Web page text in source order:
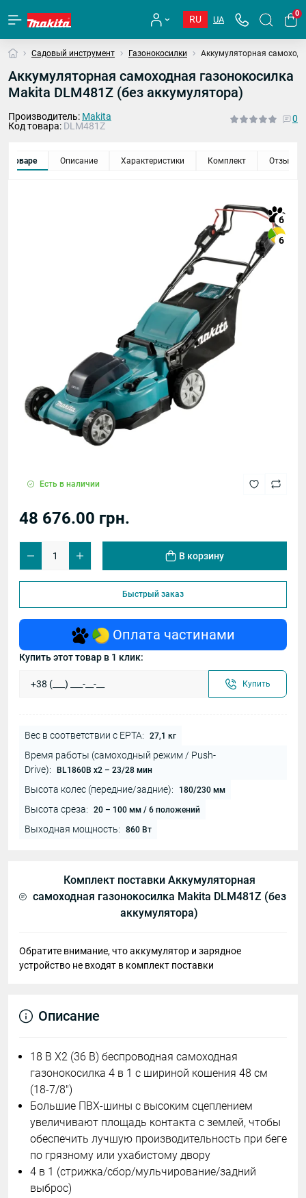
RU UA
0
Садовый инструмент Газонокосилки Аккумуляторная
Аккумуляторная самоходная газонокосилка
Makita DLM481Z (без аккумулятора)
Производитель: Makita
Код товара: DLM481Z
0
о товаре Описание Характеристики Комплект Отзывы
6
6
Есть в наличии
48 676.00 грн.
В корзину
Быстрый заказ
Оплата частинами
Купить этот товар в 1 клик:
Купить
Вес в соответствии с EPTA: 27,1 кг
Время работы (самоходный режим / Push-
Drive):
BL1860B х2 – 23/28 мин
Высота колес (передние/задние): 180/230 мм
Высота среза: 20 – 100 мм / 6 положений
Выходная мощность: 860 Вт
Комплект поставки Аккумуляторная
самоходная газонокосилка Makita DLM481Z (без
аккумулятора)
Обратите внимание, что аккумулятор и зарядное
устройство не входят в комплект поставки
Описание
18 В X2 (36 В) беспроводная самоходная
газонокосилка 4 в 1 с шириной кошения 48 см
(18-7/8″)
Большие ПВХ-шины с высоким сцеплением
увеличивают площадь контакта с землей, чтобы
обеспечить лучшую производительность при беге
по грязному или ухабистому двору
4 в 1 (стрижка/сбор/мульчирование/задний
выброс)